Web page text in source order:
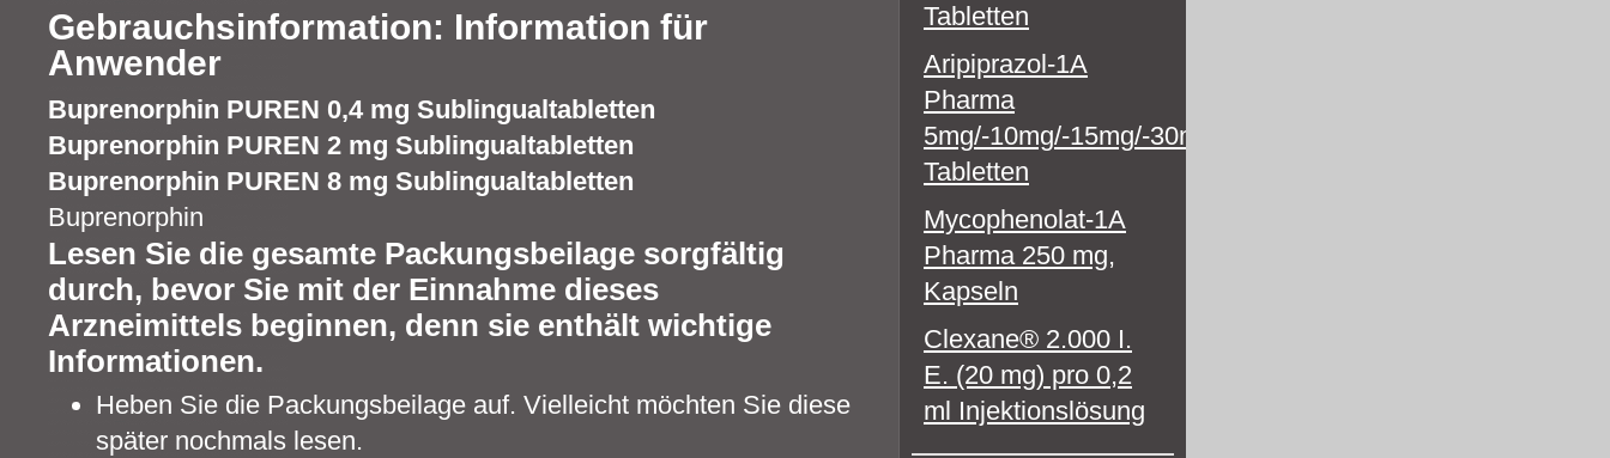
Gebrauchsinformation: Information für
Anwender
Buprenorphin PUREN 0,4 mg Sublingualtabletten
Buprenorphin PUREN 2 mg Sublingualtabletten
Buprenorphin PUREN 8 mg Sublingualtabletten
Buprenorphin
Lesen Sie die gesamte Packungsbeilage sorgfältig
durch, bevor Sie mit der Einnahme dieses
Arzneimittels beginnen, denn sie enthält wichtige
Informationen.
Heben Sie die Packungsbeilage auf. Vielleicht möchten Sie diese
später nochmals lesen.
Tabletten
Aripiprazol-1A
Pharma
5mg/-10mg/-15mg/-30mg
Tabletten
Mycophenolat-1A
Pharma 250 mg,
Kapseln
Clexane® 2.000 I.
E. (20 mg) pro 0,2
ml Injektionslösung